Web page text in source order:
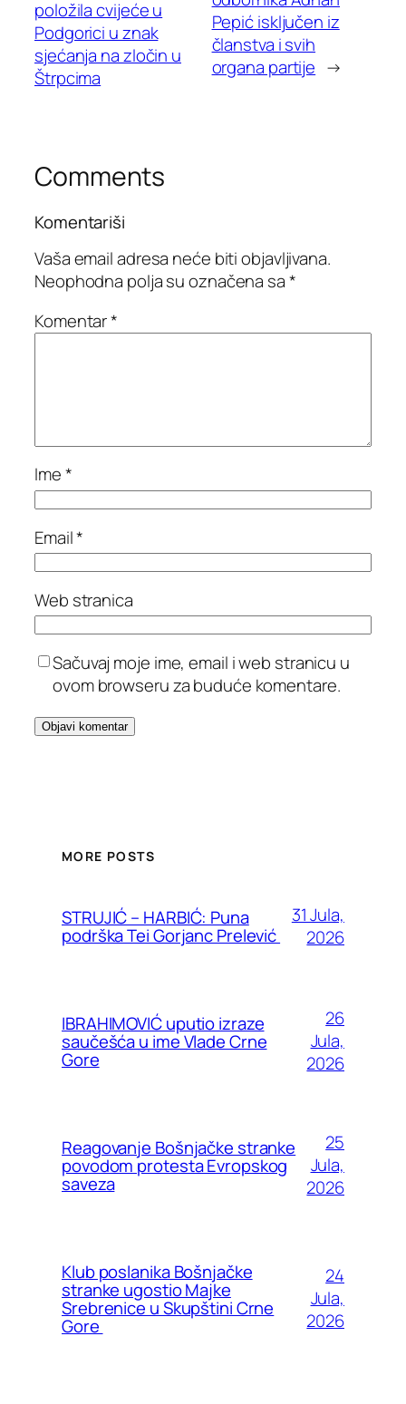
položila cvijeće u
Podgorici u znak
sjećanja na zločin u
Štrpcima
Pepić isključen iz
članstva i svih
organa partije →
Comments
Komentariši
Vaša email adresa neće biti objavljivana.
Neophodna polja su označena sa*
Komentar*
Ime*
Email*
Web stranica
Sačuvaj moje ime, email i web stranicu u
ovom browseru za buduće komentare.
MORE POSTS
STRUJIĆ – HARBIĆ: Puna
podrška Tei Gorjanc Prelević
31 Jula,
2026
IBRAHIMOVIĆ uputio izraze
saučešća u ime Vlade Crne
Gore
26
Jula,
2026
Reagovanje Bošnjačke stranke
povodom protesta Evropskog
saveza
25
Jula,
2026
Klub poslanika Bošnjačke
stranke ugostio Majke
Srebrenice u Skupštini Crne
Gore
24
Jula,
2026